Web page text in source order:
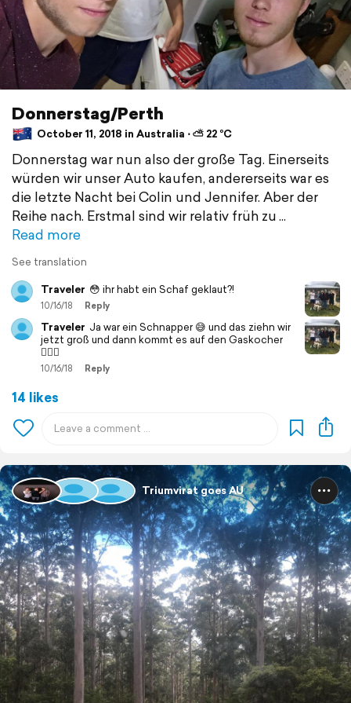
Donnerstag/Perth
October 11, 2018 in Australia ⋅ ⛅ 22 °C
Donnerstag war nun also der große Tag. Einerseits
würden wir unser Auto kaufen, andererseits war es
die letzte Nacht bei Colin und Jennifer. Aber der
Reihe nach. Erstmal sind wir relativ früh zu
Read more
See translation
Traveler 😳 ihr habt ein Schaf geklaut?!
10/16/18 Reply
Traveler Ja war ein Schnapper 😅 und das ziehn wir
jetzt groß und dann kommt es auf den Gaskocher
💁🏽‍♂️
10/16/18 Reply
14 likes
Triumvirat goes AU